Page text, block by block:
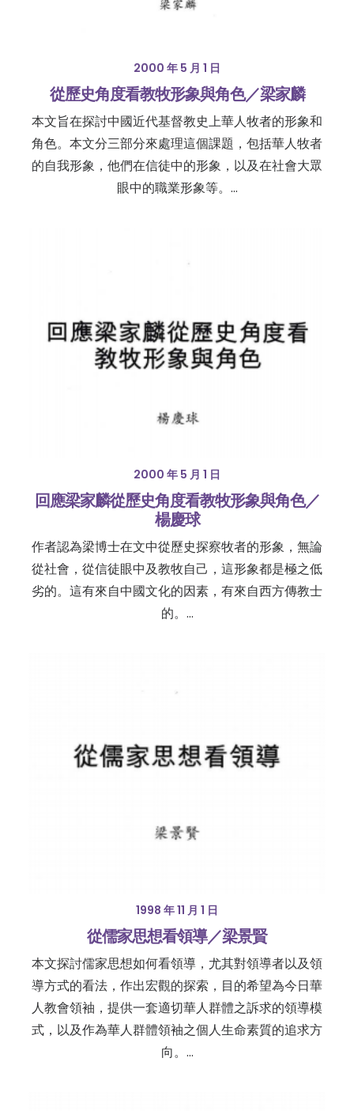
2000 年 5 月 1 日
從歷史角度看教牧形象與角色／梁家麟
本文旨在探討中國近代基督教史上華人牧者的形象和
角色。本文分三部分來處理這個課題，包括華人牧者
的自我形象，他們在信徒中的形象，以及在社會大眾
眼中的職業形象等。…
2000 年 5 月 1 日
回應梁家麟從歷史角度看教牧形象與角色／
楊慶球
作者認為梁博士在文中從歷史探察牧者的形象，無論
從社會，從信徒眼中及教牧自己，這形象都是極之低
劣的。這有來自中國文化的因素，有來自西方傳教士
的。…
1998 年 11 月 1 日
從儒家思想看領導／梁景賢
本文探討儒家思想如何看領導，尤其對領導者以及領
導方式的看法，作出宏觀的探索，目的希望為今日華
人教會領袖，提供一套適切華人群體之訴求的領導模
式，以及作為華人群體領袖之個人生命素質的追求方
向。…